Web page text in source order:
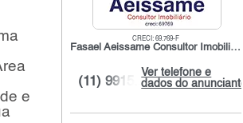
e
CRECI: 69.769-F
Fasael Aeissame Consultor Imobiliário
Ver telefone e
dados do anunciante
(11) 9915...